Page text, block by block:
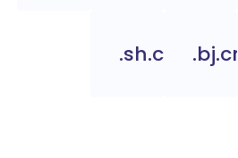
.sh.cn .bj.cn